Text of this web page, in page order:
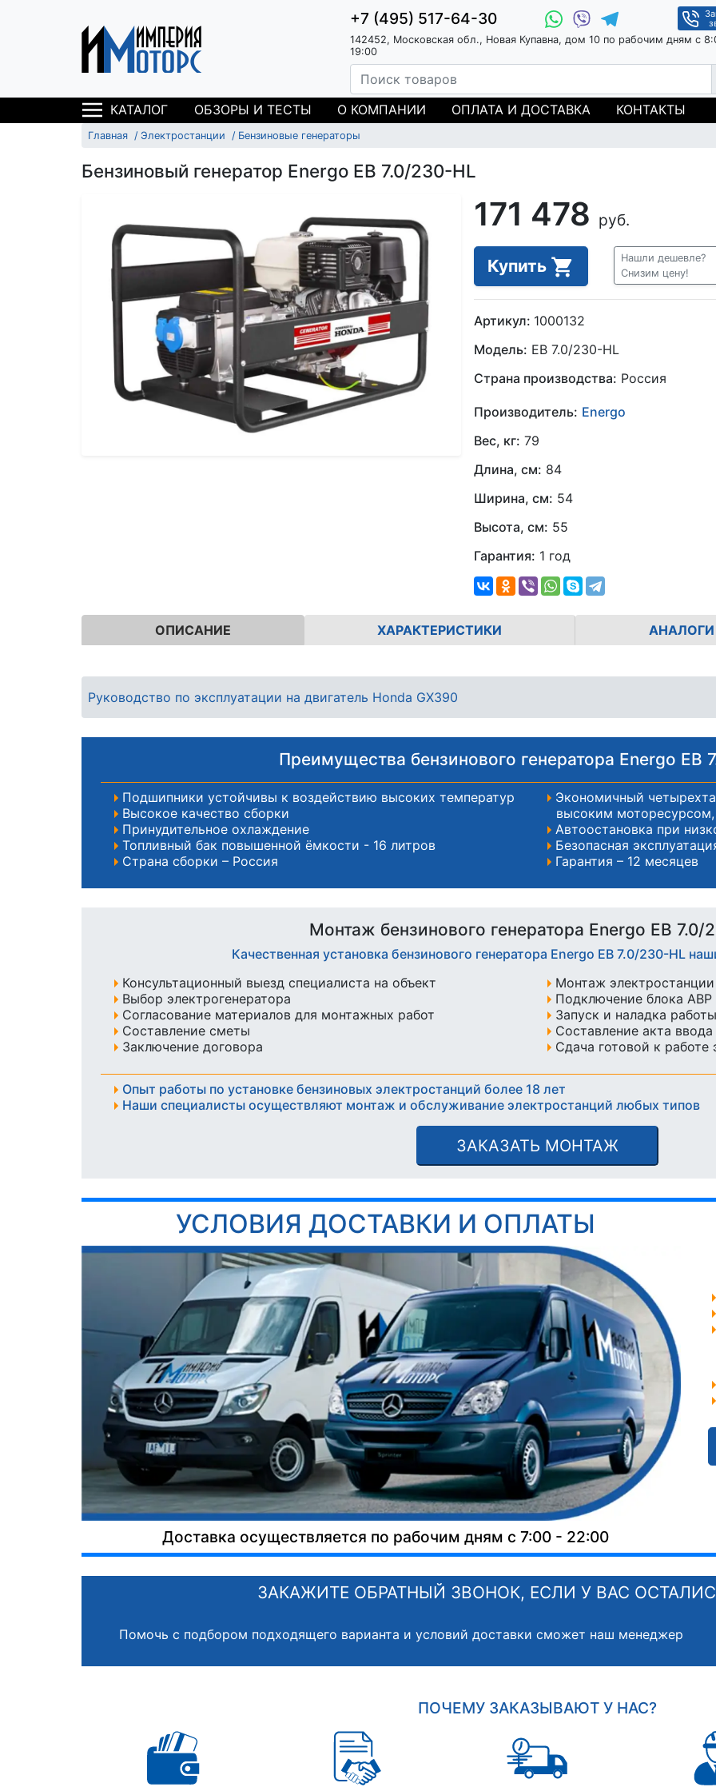
+7 (495) 517-64-30
142452, Московская обл., Новая Купавна, дом 10 по рабочим дням с
19:00
КАТАЛОГ ОБЗОРЫ И ТЕСТЫ О КОМПАНИИ ОПЛАТА И ДОСТАВКА КОНТАКТЫ
Главная Электростанции Бензиновые генераторы
Бензиновый генератор Energo EB 7.0/230-HL
171 478 руб.
Купить
Нашли дешевле?
Снизим цену!
Артикул: 1000132
Модель: EB 7.0/230-HL
Страна производства: Россия
Производитель: Energo
Вес, кг: 79
Длина, см: 84
Ширина, см: 54
Высота, см: 55
Гарантия: 1 год
ОПИСАНИЕ ХАРАКТЕРИСТИКИ АНАЛОГИ
Руководство по эксплуатации на двигатель Honda GX390
Преимущества бензинового генератора Energo EB
Подшипники устойчивы к воздействию высоких температур
Высокое качество сборки
Принудительное охлаждение
Топливный бак повышенной ёмкости - 16 литров
Страна сборки – Россия
Экономичный
высоким
Автоостановка при
Безопасная
Гарантия – 12 месяцев
Монтаж бензинового генератора Energo EB 7.0/
Качественная установка бензинового генератора Energo EB 7.0/230-HL
Консультационный выезд специалиста на объект
Выбор электрогенератора
Согласование материалов для монтажных работ
Составление сметы
Заключение договора
Монтаж
Подключение блока АВР
Запуск и наладка
Составление акта
Сдача готовой к работе
Опыт работы по установке бензиновых электростанций более 18 лет
Наши специалисты осуществляют монтаж и обслуживание электростанций любых типов
ЗАКАЗАТЬ МОНТАЖ
УСЛОВИЯ ДОСТАВКИ И ОПЛАТЫ
Доставка осуществляется по рабочим дням с 7:00 - 22:00
ЗАКАЖИТЕ ОБРАТНЫЙ ЗВОНОК, ЕСЛИ У ВАС
Помочь с подбором подходящего варианта и условий доставки сможет наш менеджер
ПОЧЕМУ ЗАКАЗЫВАЮТ У НАС?